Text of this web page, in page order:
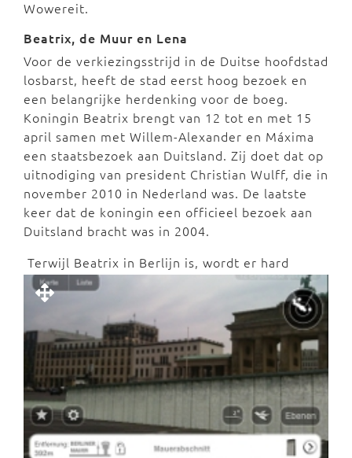
Wowereit.
Beatrix, de Muur en Lena
Voor de verkiezingsstrijd in de Duitse hoofdstad
losbarst, heeft de stad eerst hoog bezoek en
een belangrijke herdenking voor de boeg.
Koningin Beatrix brengt van 12 tot en met 15
april samen met Willem-Alexander en Máxima
een staatsbezoek aan Duitsland. Zij doet dat op
uitnodiging van president Christian Wulff, die in
november 2010 in Nederland was. De laatste
keer dat de koningin een officieel bezoek aan
Duitsland bracht was in 2004.
Terwijl Beatrix in Berlijn is, wordt er hard